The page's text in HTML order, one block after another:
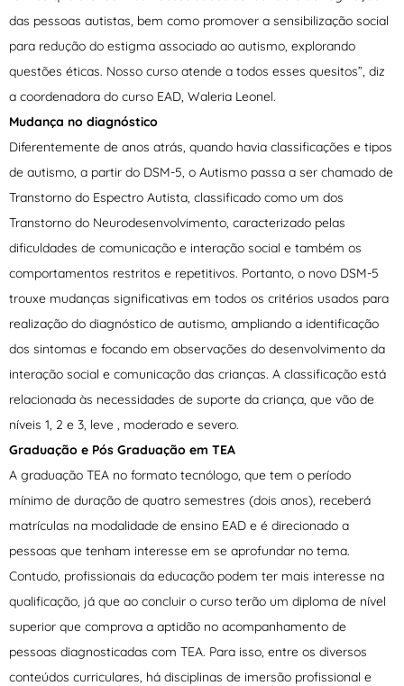
das pessoas autistas, bem como promover a sensibilização social
para redução do estigma associado ao autismo, explorando
questões éticas. Nosso curso atende a todos esses quesitos”, diz
a coordenadora do curso EAD, Waleria Leonel.
Mudança no diagnóstico
Diferentemente de anos atrás, quando havia classificações e tipos
de autismo, a partir do DSM-5, o Autismo passa a ser chamado de
Transtorno do Espectro Autista, classificado como um dos
Transtorno do Neurodesenvolvimento, caracterizado pelas
dificuldades de comunicação e interação social e também os
comportamentos restritos e repetitivos. Portanto, o novo DSM-5
trouxe mudanças significativas em todos os critérios usados para
realização do diagnóstico de autismo, ampliando a identificação
dos sintomas e focando em observações do desenvolvimento da
interação social e comunicação das crianças. A classificação está
relacionada às necessidades de suporte da criança, que vão de
níveis 1, 2 e 3, leve , moderado e severo.
Graduação e Pós Graduação em TEA
A graduação TEA no formato tecnólogo, que tem o período
mínimo de duração de quatro semestres (dois anos), receberá
matrículas na modalidade de ensino EAD e é direcionado a
pessoas que tenham interesse em se aprofundar no tema.
Contudo, profissionais da educação podem ter mais interesse na
qualificação, já que ao concluir o curso terão um diploma de nível
superior que comprova a aptidão no acompanhamento de
pessoas diagnosticadas com TEA. Para isso, entre os diversos
conteúdos curriculares, há disciplinas de imersão profissional e